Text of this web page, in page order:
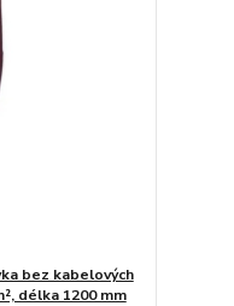
bez kabelových
délka 1200 mm